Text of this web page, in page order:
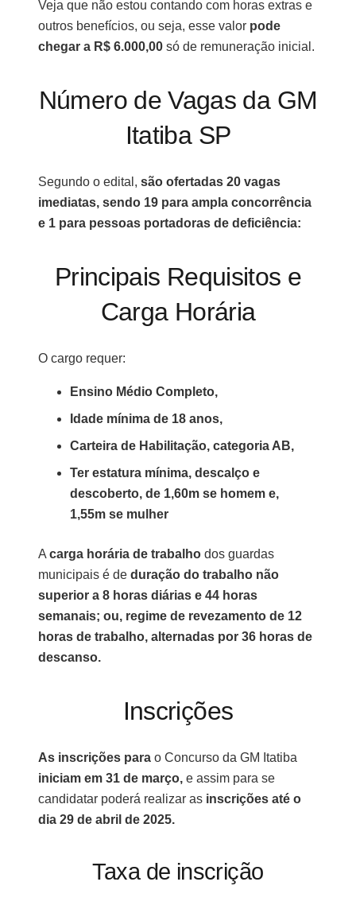
TOTAL
R$
5.304,95
Veja que não estou contando com horas extras e
outros benefícios, ou seja, esse valor pode
chegar a R$ 6.000,00 só de remuneração inicial.
Número de Vagas da GM
Itatiba SP
Segundo o edital, são ofertadas 20 vagas
imediatas, sendo 19 para ampla concorrência
e 1 para pessoas portadoras de deficiência:
Principais Requisitos e
Carga Horária
O cargo requer:
Ensino Médio Completo,
Idade mínima de 18 anos,
Carteira de Habilitação, categoria AB,
Ter estatura mínima, descalço e
descoberto, de 1,60m se homem e,
1,55m se mulher
A carga horária de trabalho dos guardas
municipais é de duração do trabalho não
superior a 8 horas diárias e 44 horas
semanais; ou, regime de revezamento de 12
horas de trabalho, alternadas por 36 horas de
descanso.
Inscrições
As inscrições para o Concurso da GM Itatiba
iniciam em 31 de março, e assim para se
candidatar poderá realizar as inscrições até o
dia 29 de abril de 2025.
Taxa de inscrição